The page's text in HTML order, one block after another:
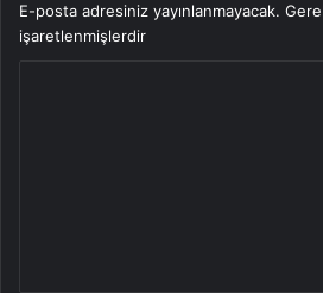
E-posta adresiniz yayınlanmayacak.
işaretlenmişlerdir